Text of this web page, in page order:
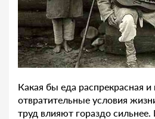
Какая бы еда распрекрасная
отвратительные условия
труд влияют гораздо сильнее.